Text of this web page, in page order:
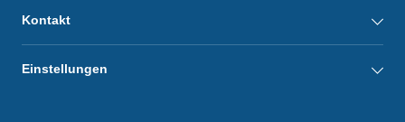
Kontakt
Einstellungen